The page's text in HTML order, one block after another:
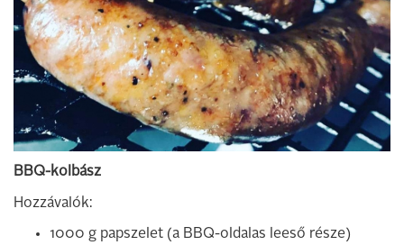
BBQ-kolbász
Hozzávalók:
1000 g papszelet (a BBQ-oldalas leeső része)